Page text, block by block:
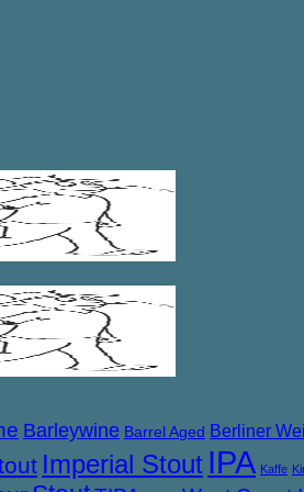
Barleywine Barrel Aged Berliner
Imperial Stout IPA Kaffe